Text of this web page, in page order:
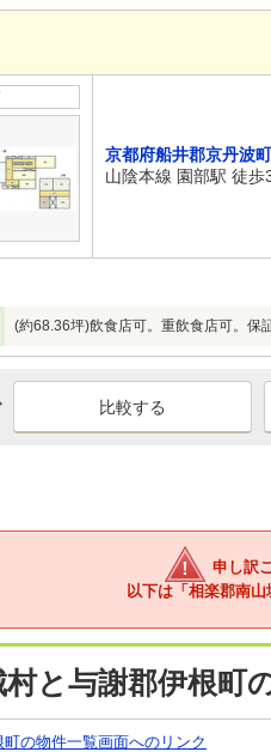
京都府船井郡京丹波
山陰本線 園部駅 徒歩
(約68.36坪)飲食店可。重飲食店可。保
申し訳
以下は「相楽郡南山
と与謝郡伊根町
の物件一覧画面へのリンク